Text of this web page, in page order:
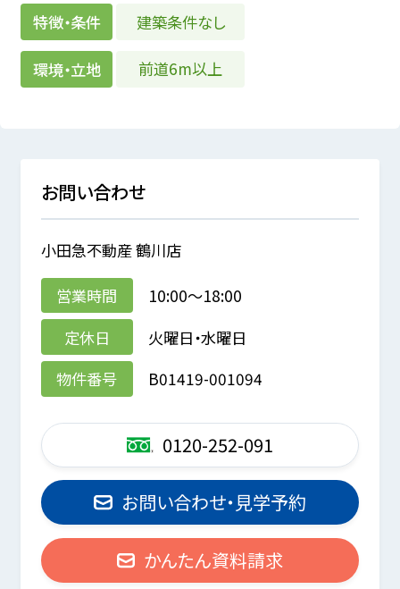
特徴・条件 建築条件なし
環境・立地 前道6m以上
お問い合わせ
小田急不動産 鶴川店
営業時間
10:00～18:00
定休日
火曜日・水曜日
物件番号
B01419-001094
0120-252-091
お問い合わせ・見学予約
かんたん資料請求